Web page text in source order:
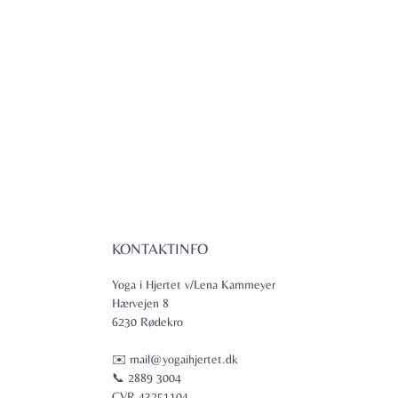
KONTAKTINFO
Yoga i Hjertet v/Lena Kammeyer
Hærvejen 8
6230 Rødekro
✉️ mail@yogaihjertet.dk
📞 2889 3004